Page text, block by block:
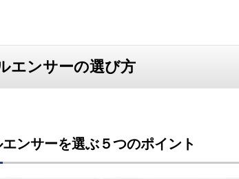
エンサーの選び方
ンサーを選ぶ５つのポイント